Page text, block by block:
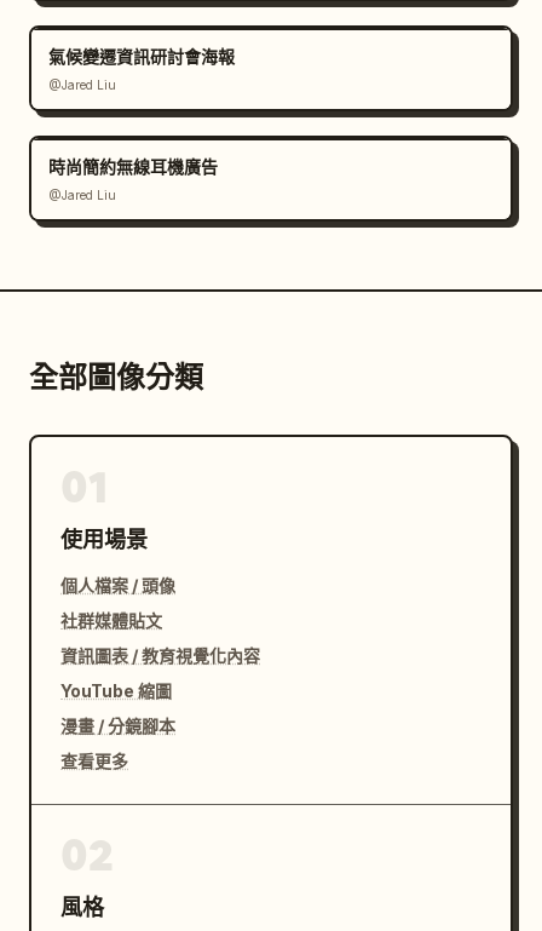
氣候變遷資訊研討會海報
@Jared Liu
時尚簡約無線耳機廣告
@Jared Liu
全部圖像分類
使用場景
個人檔案 / 頭像
社群媒體貼文
資訊圖表 / 教育視覺化內容
YouTube 縮圖
漫畫 / 分鏡腳本
查看更多
風格